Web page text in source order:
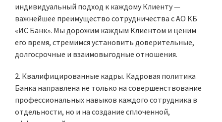
индивидуальный подход к каждому Клиенту —
важнейшее преимущество сотрудничества с АО КБ
«ИС Банк». Мы дорожим каждым Клиентом и ценим
его время, стремимся установить доверительные,
долгосрочные и взаимовыгодные отношения.
2. Квалифицированные кадры. Кадровая политика
Банка направлена не только на совершенствование
профессиональных навыков каждого сотрудника в
отдельности, но и на создание сплоченной,